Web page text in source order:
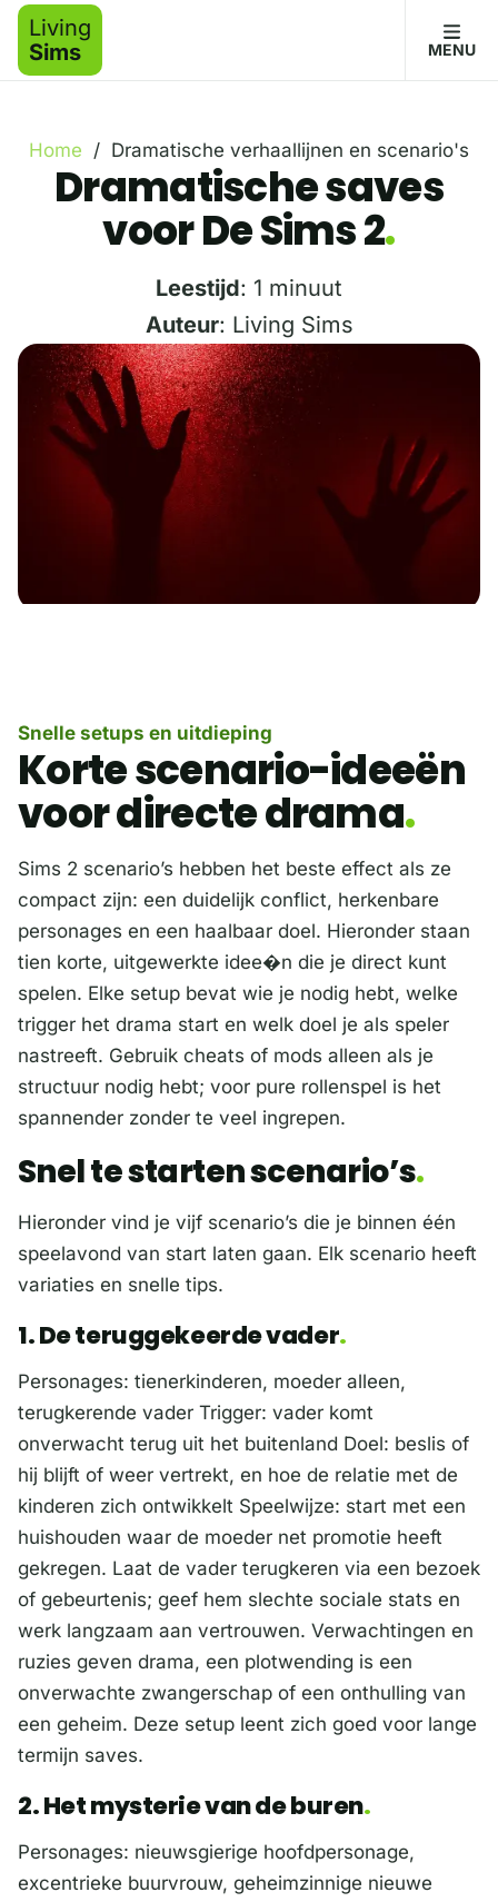
Living
Sims
MENU
Home / Dramatische verhaallijnen en scenario's
Dramatische saves
voor De Sims 2
Leestijd: 1 minuut
Auteur: Living Sims
Snelle setups en uitdieping
Korte scenario-ideeën
voor directe drama
Sims 2 scenario’s hebben het beste effect als ze
compact zijn: een duidelijk conflict, herkenbare
personages en een haalbaar doel. Hieronder staan
tien korte, uitgewerkte idee�n die je direct kunt
spelen. Elke setup bevat wie je nodig hebt, welke
trigger het drama start en welk doel je als speler
nastreeft. Gebruik cheats of mods alleen als je
structuur nodig hebt; voor pure rollenspel is het
spannender zonder te veel ingrepen.
Snel te starten scenario’s
Hieronder vind je vijf scenario’s die je binnen één
speelavond van start laten gaan. Elk scenario heeft
variaties en snelle tips.
1. De teruggekeerde vader
Personages: tienerkinderen, moeder alleen,
terugkerende vader Trigger: vader komt
onverwacht terug uit het buitenland Doel: beslis of
hij blijft of weer vertrekt, en hoe de relatie met de
kinderen zich ontwikkelt Speelwijze: start met een
huishouden waar de moeder net promotie heeft
gekregen. Laat de vader terugkeren via een bezoek
of gebeurtenis; geef hem slechte sociale stats en
werk langzaam aan vertrouwen. Verwachtingen en
ruzies geven drama, een plotwending is een
onverwachte zwangerschap of een onthulling van
een geheim. Deze setup leent zich goed voor lange
termijn saves.
2. Het mysterie van de buren
Personages: nieuwsgierige hoofdpersonage,
excentrieke buurvrouw, geheimzinnige nieuwe